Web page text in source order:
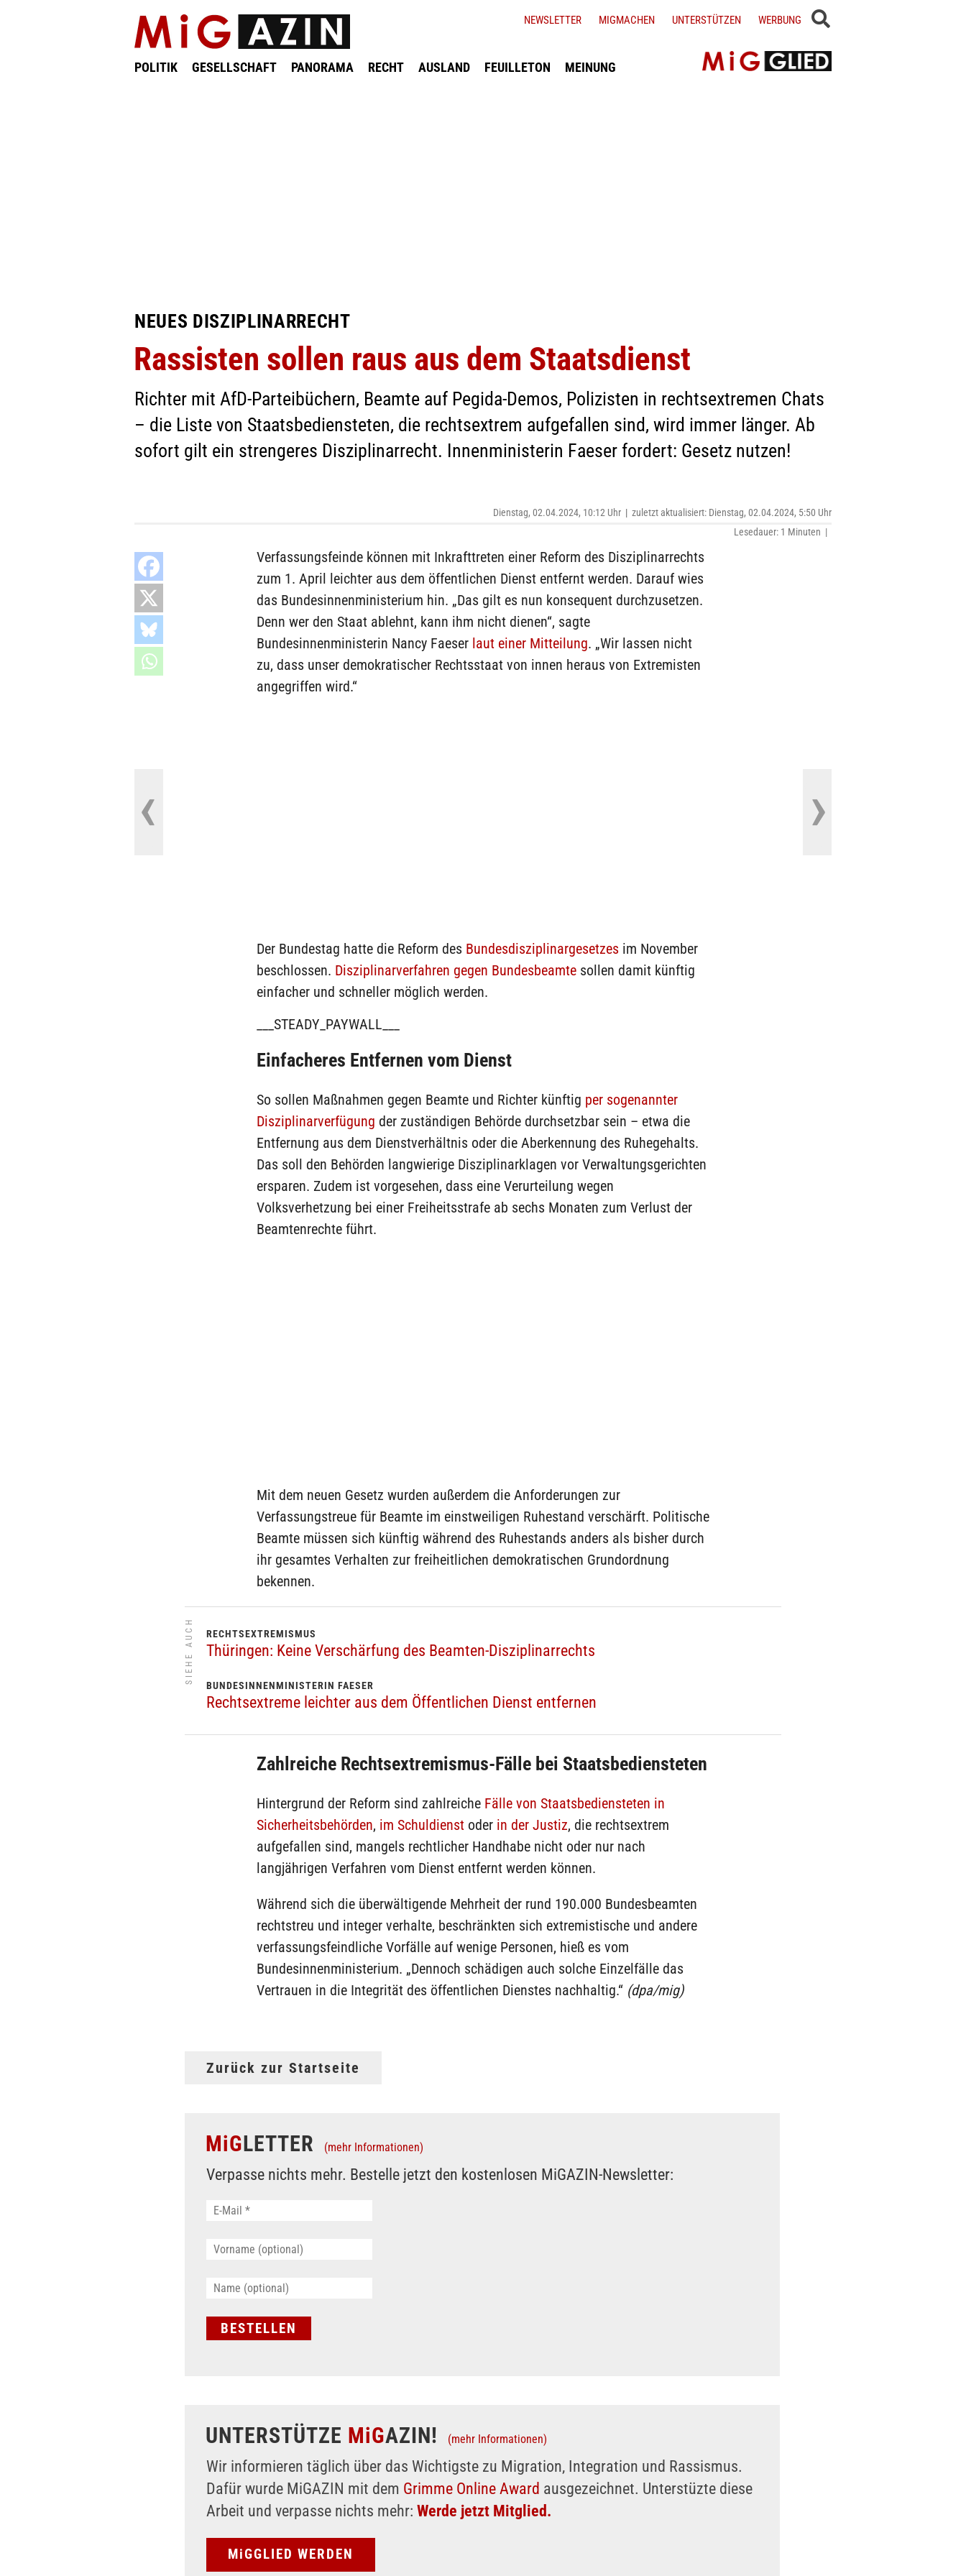
POLITIK GESELLSCHAFT PANORAMA RECHT AUSLAND FEUILLETON MEINUNG
NEWSLETTER MIGMACHEN UNTERSTÜTZEN WERBUNG
NEUES DISZIPLINARRECHT
Rassisten sollen raus aus dem Staatsdienst
Richter mit AfD-Parteibüchern, Beamte auf Pegida-Demos, Polizisten in rechtsextremen Chats
– die Liste von Staatsbediensteten, die rechtsextrem aufgefallen sind, wird immer länger. Ab
sofort gilt ein strengeres Disziplinarrecht. Innenministerin Faeser fordert: Gesetz nutzen!
Dienstag, 02.04.2024, 10:12 Uhr | zuletzt aktualisiert: Dienstag, 02.04.2024, 5:50 Uhr
Lesedauer: 1 Minuten |
Verfassungsfeinde können mit Inkrafttreten einer Reform des Disziplinarrechts
zum 1. April leichter aus dem öffentlichen Dienst entfernt werden. Darauf wies
das Bundesinnenministerium hin. „Das gilt es nun konsequent durchzusetzen.
Denn wer den Staat ablehnt, kann ihm nicht dienen“, sagte
Bundesinnenministerin Nancy Faeser laut einer Mitteilung. „Wir lassen nicht
zu, dass unser demokratischer Rechtsstaat von innen heraus von Extremisten
angegriffen wird.“
Der Bundestag hatte die Reform des Bundesdisziplinargesetzes im November
beschlossen. Disziplinarverfahren gegen Bundesbeamte sollen damit künftig
einfacher und schneller möglich werden.
___STEADY_PAYWALL___
Einfacheres Entfernen vom Dienst
So sollen Maßnahmen gegen Beamte und Richter künftig per sogenannter
Disziplinarverfügung der zuständigen Behörde durchsetzbar sein – etwa die
Entfernung aus dem Dienstverhältnis oder die Aberkennung des Ruhegehalts.
Das soll den Behörden langwierige Disziplinarklagen vor Verwaltungsgerichten
ersparen. Zudem ist vorgesehen, dass eine Verurteilung wegen
Volksverhetzung bei einer Freiheitsstrafe ab sechs Monaten zum Verlust der
Beamtenrechte führt.
Mit dem neuen Gesetz wurden außerdem die Anforderungen zur
Verfassungstreue für Beamte im einstweiligen Ruhestand verschärft. Politische
Beamte müssen sich künftig während des Ruhestands anders als bisher durch
ihr gesamtes Verhalten zur freiheitlichen demokratischen Grundordnung
bekennen.
SIEHE AUCH RECHTSEXTREMISMUS
Thüringen: Keine Verschärfung des Beamten-Disziplinarrechts
BUNDESINNENMINISTERIN FAESER
Rechtsextreme leichter aus dem Öffentlichen Dienst entfernen
Zahlreiche Rechtsextremismus-Fälle bei Staatsbediensteten
Hintergrund der Reform sind zahlreiche Fälle von Staatsbediensteten in
Sicherheitsbehörden, im Schuldienst oder in der Justiz, die rechtsextrem
aufgefallen sind, mangels rechtlicher Handhabe nicht oder nur nach
langjährigen Verfahren vom Dienst entfernt werden können.
Während sich die überwältigende Mehrheit der rund 190.000 Bundesbeamten
rechtstreu und integer verhalte, beschränkten sich extremistische und andere
verfassungsfeindliche Vorfälle auf wenige Personen, hieß es vom
Bundesinnenministerium. „Dennoch schädigen auch solche Einzelfälle das
Vertrauen in die Integrität des öffentlichen Dienstes nachhaltig.“ (dpa/mig)
Zurück zur Startseite
MiGLETTER (mehr Informationen)
Verpasse nichts mehr. Bestelle jetzt den kostenlosen MiGAZIN-Newsletter:
UNTERSTÜTZE MiGAZIN! (mehr Informationen)
Wir informieren täglich über das Wichtigste zu Migration, Integration und Rassismus.
Dafür wurde MiGAZIN mit dem Grimme Online Award ausgezeichnet. Unterstüzte diese
Arbeit und verpasse nichts mehr: Werde jetzt Mitglied.
MiGGLIED WERDEN